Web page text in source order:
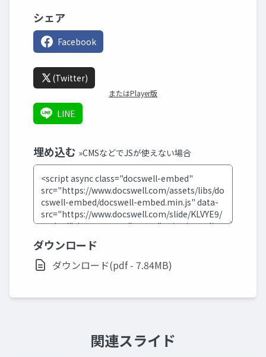
シェア
Facebook
(Twitter)
またはPlayer版
LINE
埋め込む »CMSなどでJSが使えない場合
ダウンロード
ダウンロード(pdf - 7.84MB)
関連スライド